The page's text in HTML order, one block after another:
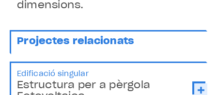
dimensions.
Projectes relacionats
Edificació singular
Estructura per a pèrgola